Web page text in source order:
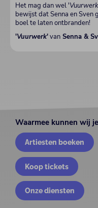
Het mag dan wel 'Vuurwerk
bewijst dat Senna en Sven
boel te laten ontbranden!
'Vuurwerk'van Senna &
Waarmee kunnen wij
Artiesten boeken
Koop tickets
Onze diensten